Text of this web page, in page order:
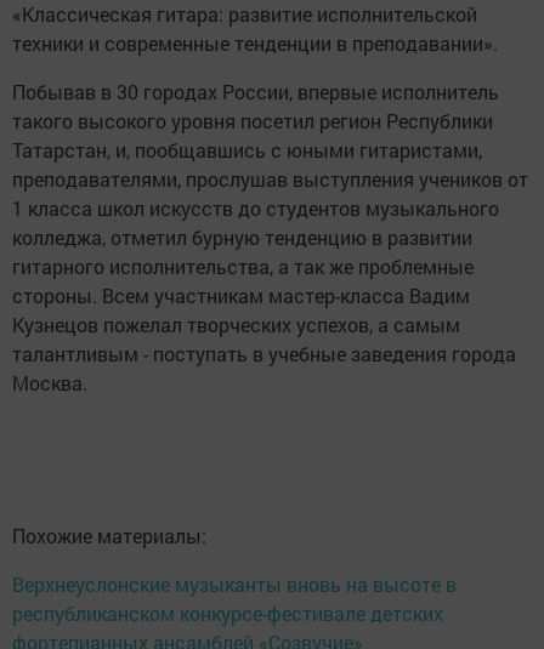
«Классическая гитара: развитие исполнительской
техники и современные тенденции в преподавании».
Побывав в 30 городах России, впервые исполнитель
такого высокого уровня посетил регион Республики
Татарстан, и, пообщавшись с юными гитаристами,
преподавателями, прослушав выступления учеников от
1 класса школ искусств до студентов музыкального
колледжа, отметил бурную тенденцию в развитии
гитарного исполнительства, а так же проблемные
стороны. Всем участникам мастер-класса Вадим
Кузнецов пожелал творческих успехов, а самым
талантливым - поступать в учебные заведения города
Москва.
Похожие материалы:
Верхнеуслонские музыканты вновь на высоте в
республиканском конкурсе-фестивале детских
фортепианных ансамблей «Созвучие»